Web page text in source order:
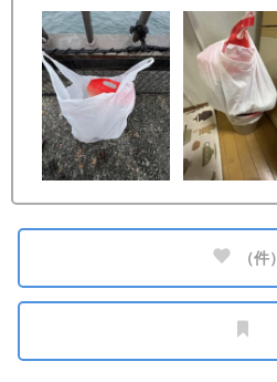
（件）